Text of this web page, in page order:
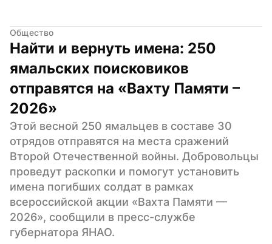
Общество
Найти и вернуть имена: 250
ямальских поисковиков
отправятся на «Вахту Памяти –
2026»
Этой весной 250 ямальцев в составе 30
отрядов отправятся на места сражений
Второй Отечественной войны. Добровольцы
проведут раскопки и помогут установить
имена погибших солдат в рамках
всероссийской акции «Вахта Памяти —
2026», сообщили в пресс-службе
губернатора ЯНАО.